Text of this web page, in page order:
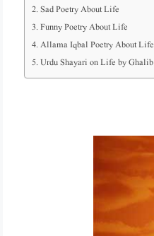
Sad Poetry About Life
Funny Poetry About Life
Allama Iqbal Poetry About Life
Urdu Shayari on Life by Ghalib